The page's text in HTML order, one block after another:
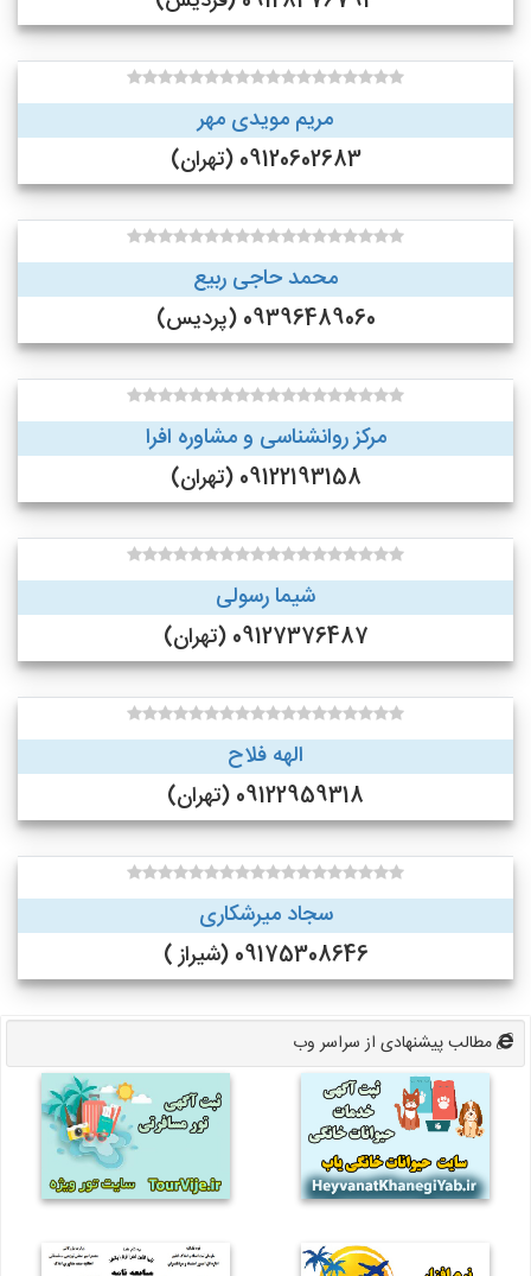
مریم مویدی مهر
09120602683 (تهران)
محمد حاجی ربیع
09396489060 (پردیس)
مرکز روانشناسی و مشاوره افرا
09122193158 (تهران)
شیما رسولی
09127376487 (تهران)
الهه فلاح
09122959318 (تهران)
سجاد میرشکاری
09175308646 (شیراز )
مطالب پیشنهادی از سراسر وب